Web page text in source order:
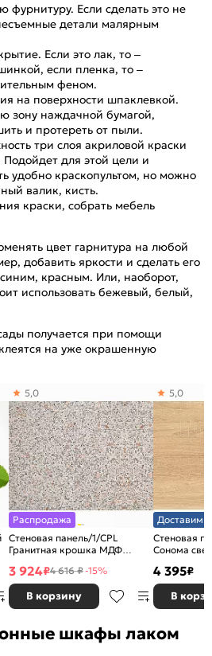
фурнитуру. Если сделать это не
детали малярным
Если это лак, то –
если пленка, то –
феном.
на поверхности шпаклевкой.
зону наждачной бумагой,
и протереть от пыли.
три слоя акриловой краски
для этой цели и
удобно краскопультом, но можно
валик, кисть.
краски, собрать мебель
цвет гарнитура на любой
добавить яркости и сделать его
красным. Или, наоборот,
использовать бежевый, белый,
получается при помощи
на уже окрашенную
Распродажа
Стеновая панель/1/CPL
Гранитная крошка МДФ
5,0
3 924₽4 616 ₽-15%
В корзину
Доставим
Стеновая
Сонома
5,0
4 395₽
В
шкафы лаком